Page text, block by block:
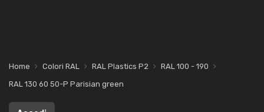
Home Colori RAL RAL Plastics P2
RAL 100 - 190
RAL 130 60 50-P Parisian green